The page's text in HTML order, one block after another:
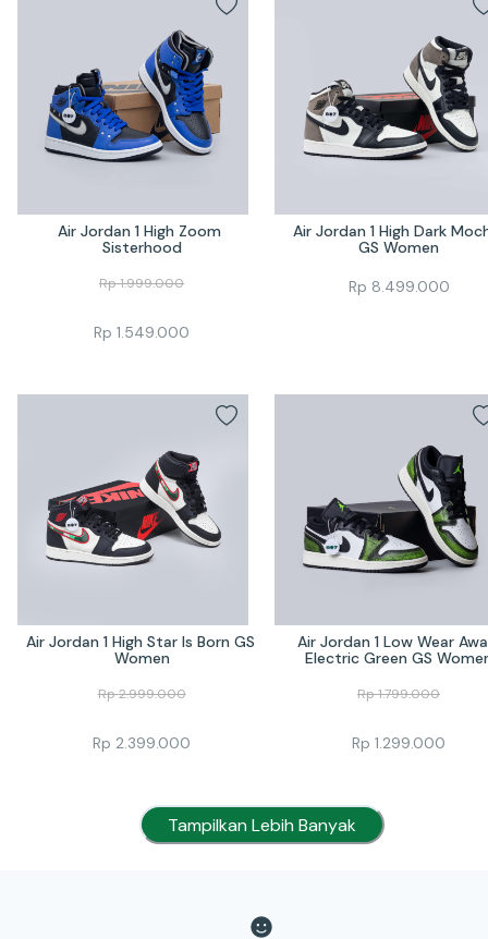
Air Jordan 1 High Zoom
Sisterhood
Rp1.999.000
Rp 1.549.000
Air Jordan 1 High Dark
GS Women
Rp 8.499.000
Air Jordan 1 High Star Is Born GS
Women
Rp2.999.000
Rp 2.399.000
Air Jordan 1 Low Wear
Electric Green GS
Rp1.799.000
Rp 1.299.000
Tampilkan Lebih Banyak